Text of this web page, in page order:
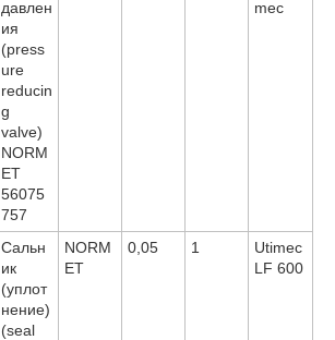
давлен
ия
(press
ure
reducin
g
valve)
NORM
ET
56075
757
mec
Сальн
ик
(уплот
нение)
(seal
NORM
ET
0,05 1
Utimec
LF 600